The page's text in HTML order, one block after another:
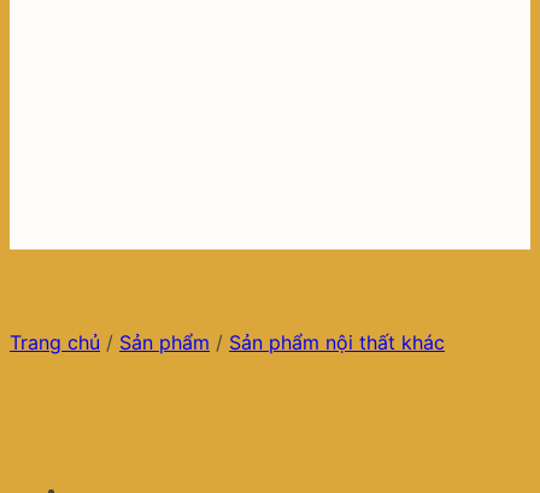
Trang chủ / Sản phẩm / Sản phẩm nội thất khác